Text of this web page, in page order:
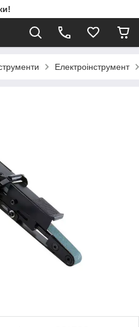
Електроінструмент